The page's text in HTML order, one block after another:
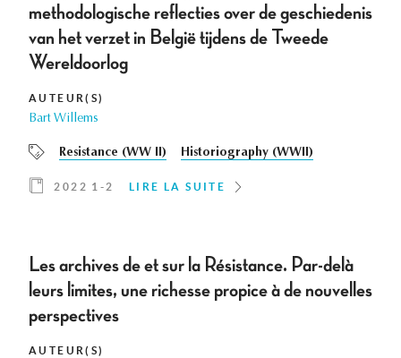
methodologische reflecties over de geschiedenis
van het verzet in België tijdens de Tweede
Wereldoorlog
AUTEUR(S)
Bart Willems
Resistance (WW II) Historiography (WWII)
2022 1-2 LIRE LA SUITE
Les archives de et sur la Résistance. Par-delà
leurs limites, une richesse propice à de nouvelles
perspectives
AUTEUR(S)